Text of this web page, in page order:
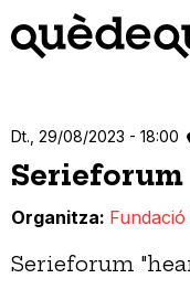
contingut
Dt., 29/08/2023 - 18:00
Serieforum
Organitza
Serieforum